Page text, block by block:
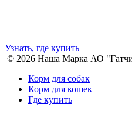
Узнать, где купить
© 2026 Наша Марка АО
Корм для собак
Корм для кошек
Где купить